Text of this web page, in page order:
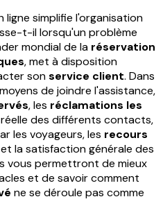
ligne simplifie l'organisation
t-il lorsqu'un problème
mondial de la réservation
, met à disposition
sonservice client. Dans
de joindre l'assistance,
, les réclamations les
des différents contacts,
les voyageurs, les recours
et la satisfaction générale des
vous permettront de mieux
et de savoir comment
ne se déroule pas comme